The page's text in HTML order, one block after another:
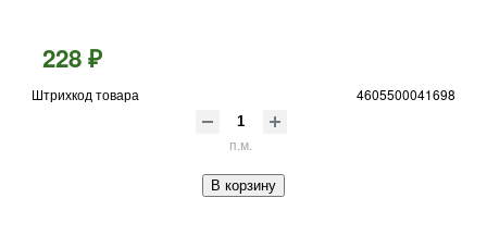
228 ₽
Штрихкод товара 4605500041698
п.м.
В корзину